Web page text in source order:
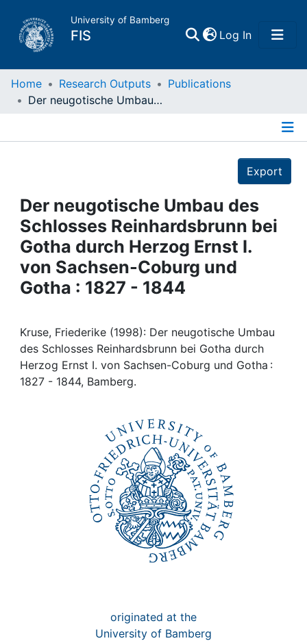
University of Bamberg
FIS Log In(current)
Home
People
Institutions
My FIS
Help
Home Research Outputs
Publications
Der neugotische Umbau des Schlosses Reinhardsbrunn bei Gotha durch Herzog Ernst I. von Sachsen-Coburg und Gotha : 1827 - 1844
Export
Der neugotische Umbau des
Schlosses Reinhardsbrunn bei
Gotha durch Herzog Ernst I.
von Sachsen-Coburg und
Gotha : 1827 - 1844
Kruse, Friederike (1998): Der neugotische Umbau
des Schlosses Reinhardsbrunn bei Gotha durch
Herzog Ernst I. von Sachsen-Coburg und Gotha :
1827 - 1844, Bamberg.
originated at the
University of Bamberg